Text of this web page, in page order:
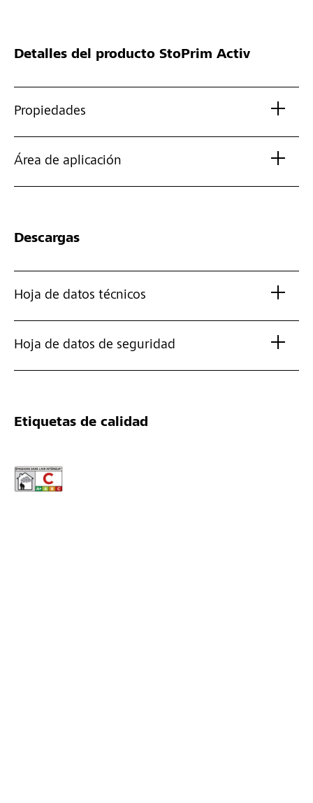
Detalles del producto StoPrim Activ
Propiedades
Área de aplicación
Descargas
Hoja de datos técnicos
Hoja de datos de seguridad
Etiquetas de calidad